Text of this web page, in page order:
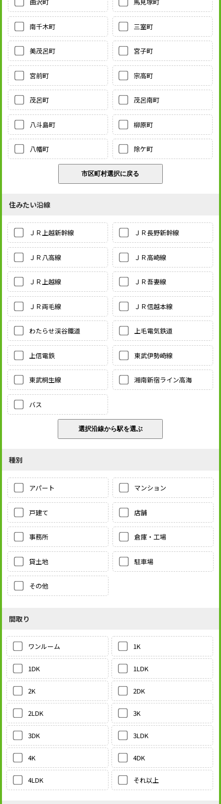
曲沢町 馬見塚町
南千木町 三室町
美茂呂町 宮子町
宮前町 宗高町
茂呂町 茂呂南町
八斗島町 柳原町
八幡町 除ケ町
住みたい沿線
ＪＲ上越新幹線 ＪＲ長野新幹線
ＪＲ八高線 ＪＲ高崎線
ＪＲ上越線 ＪＲ吾妻線
ＪＲ両毛線 ＪＲ信越本線
わたらせ渓谷鐵道 上毛電気鉄道
上信電鉄 東武伊勢崎線
東武桐生線 湘南新宿ライン高海
バス
種別
アパート マンション
戸建て 店舗
事務所 倉庫・工場
貸土地 駐車場
その他
間取り
ワンルーム 1K
1DK 1LDK
2K 2DK
2LDK 3K
3DK 3LDK
4K 4DK
4LDK それ以上